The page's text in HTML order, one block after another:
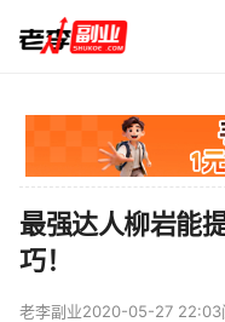
最强达人柳岩能
巧！
老李副业2020-05-27 22:03